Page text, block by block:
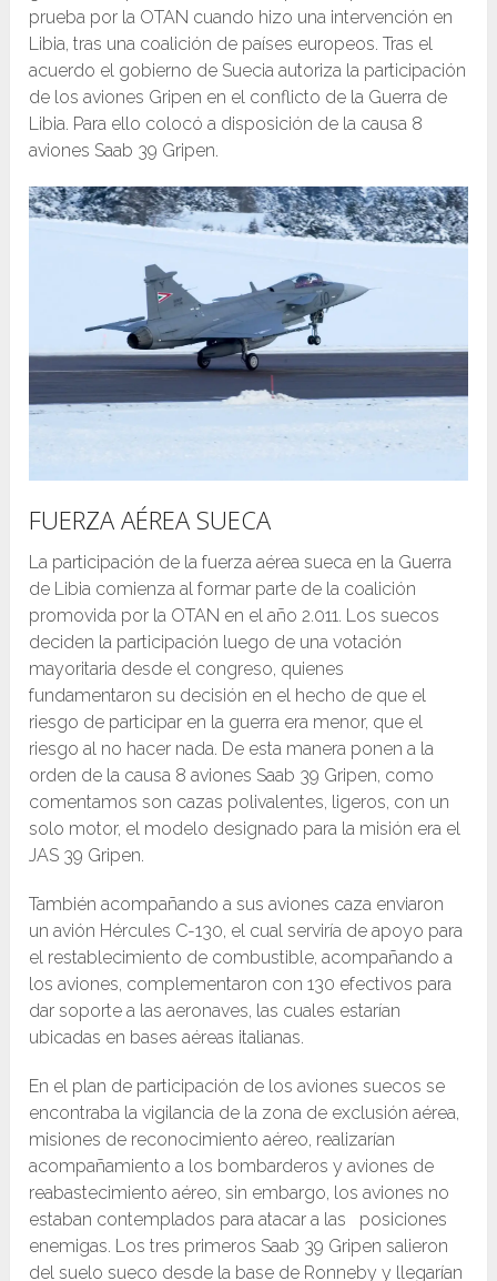
prueba por la OTAN cuando hizo una intervención en
Libia, tras una coalición de países europeos. Tras el
acuerdo el gobierno de Suecia autoriza la participación
de los aviones Gripen en el conflicto de la Guerra de
Libia. Para ello colocó a disposición de la causa 8
aviones Saab 39 Gripen.
FUERZA AÉREA SUECA
La participación de la fuerza aérea sueca en la Guerra
de Libia comienza al formar parte de la coalición
promovida por la OTAN en el año 2.011. Los suecos
deciden la participación luego de una votación
mayoritaria desde el congreso, quienes
fundamentaron su decisión en el hecho de que el
riesgo de participar en la guerra era menor, que el
riesgo al no hacer nada. De esta manera ponen a la
orden de la causa 8 aviones Saab 39 Gripen, como
comentamos son cazas polivalentes, ligeros, con un
solo motor, el modelo designado para la misión era el
JAS 39 Gripen.
También acompañando a sus aviones caza enviaron
un avión Hércules C-130, el cual serviría de apoyo para
el restablecimiento de combustible, acompañando a
los aviones, complementaron con 130 efectivos para
dar soporte a las aeronaves, las cuales estarían
ubicadas en bases aéreas italianas.
En el plan de participación de los aviones suecos se
encontraba la vigilancia de la zona de exclusión aérea,
misiones de reconocimiento aéreo, realizarían
acompañamiento a los bombarderos y aviones de
reabastecimiento aéreo, sin embargo, los aviones no
estaban contemplados para atacar a las posiciones
enemigas. Los tres primeros Saab 39 Gripen salieron
del suelo sueco desde la base de Ronneby y llegarían